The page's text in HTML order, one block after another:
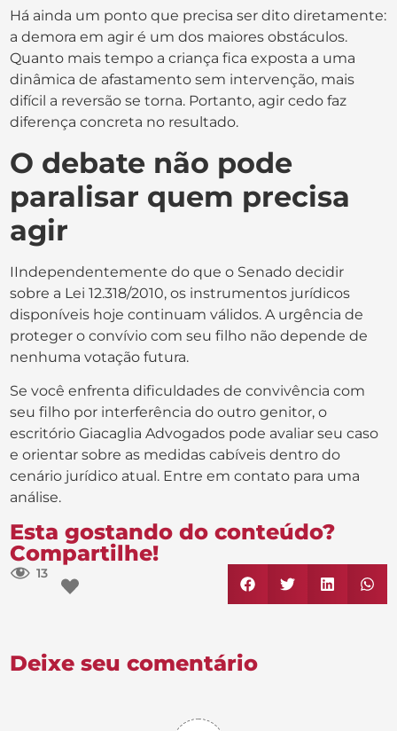
Há ainda um ponto que precisa ser dito diretamente:
a demora em agir é um dos maiores obstáculos.
Quanto mais tempo a criança fica exposta a uma
dinâmica de afastamento sem intervenção, mais
difícil a reversão se torna. Portanto, agir cedo faz
diferença concreta no resultado.
O debate não pode
paralisar quem precisa
agir
IIndependentemente do que o Senado decidir
sobre a Lei 12.318/2010, os instrumentos jurídicos
disponíveis hoje continuam válidos. A urgência de
proteger o convívio com seu filho não depende de
nenhuma votação futura.
Se você enfrenta dificuldades de convivência com
seu filho por interferência do outro genitor, o
escritório Giacaglia Advogados pode avaliar seu caso
e orientar sobre as medidas cabíveis dentro do
cenário jurídico atual. Entre em contato para uma
análise.
Esta gostando do conteúdo?
Compartilhe!
13
Deixe seu comentário